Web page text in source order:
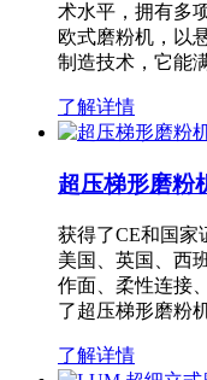
术水平，拥有多
欧式磨粉机，以
制造技术，它能
了解详情
超压梯形磨粉
获得了CE和国家
美国、英国、西
作面、柔性连接
了超压梯形磨粉
了解详情